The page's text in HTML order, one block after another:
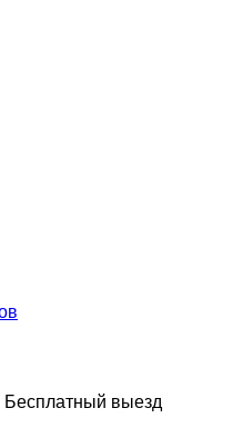
Бесплатный выезд